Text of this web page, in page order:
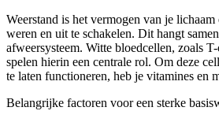
Weerstand is het vermogen van je
weren en uit te schakelen. Dit hangt
afweersysteem. Witte bloedcellen, zoals
spelen hierin een centrale rol. Om deze
te laten functioneren, heb je vitamines en
Belangrijke factoren voor een sterke